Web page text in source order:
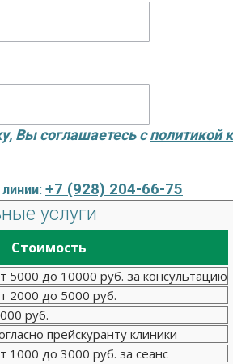
Вы соглашаетесь сполитикой
+7 (928) 204-66-75
услуги
Стоимость
5000 до 10000 руб. за консультацию
2000 до 5000 руб.
руб.
прейскуранту клиники
1000 до 3000 руб. за сеанс